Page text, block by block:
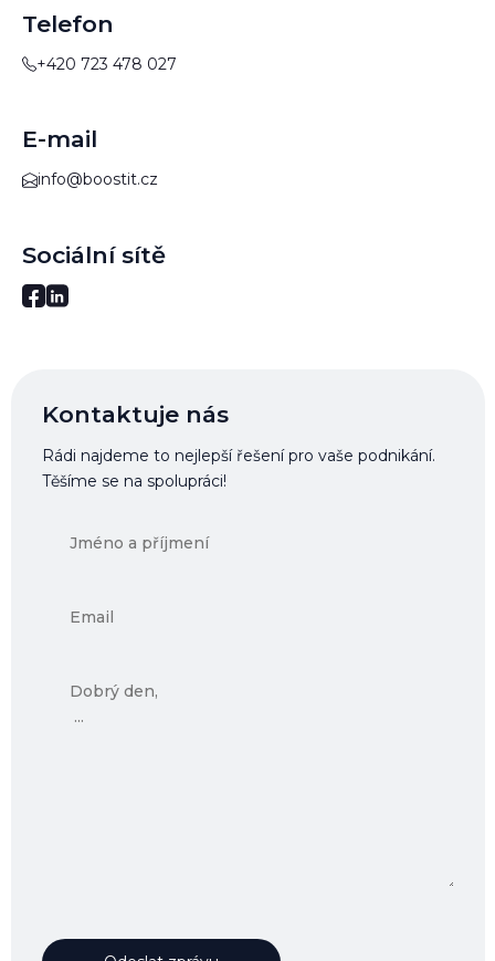
Telefon
+420 723 478 027
E-mail
info@boostit.cz
Sociální sítě
Kontaktuje nás
Rádi najdeme to nejlepší řešení pro vaše podnikání.
Těšíme se na spolupráci!